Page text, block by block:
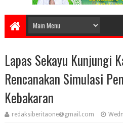
Lapas Sekayu Kunjungi
Rencanakan Simulasi
Kebakaran
redaksiberitaone@gmail.com